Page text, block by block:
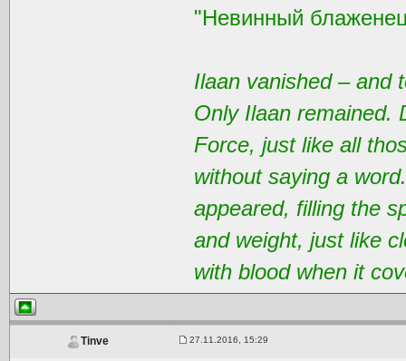
"Невинный
Ilaan vanished – and
Only Ilaan remained.
Force, just like all
without saying a
appeared, filling the
and weight, just like
with blood when it
Tinve 27.11.2016, 15:29